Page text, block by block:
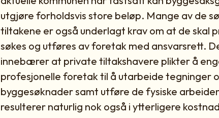
utgjøre forholdsvis store beløp. Mange av de
tiltakene er også underlagt krav om at de skal
søkes og utføres av foretak med ansvarsrett.
innebærer at private tiltakshavere plikter å
profesjonelle foretak til å utarbeide tegninger
byggesøknader samt utføre de fysiske
resulterer naturlig nok også i ytterligere